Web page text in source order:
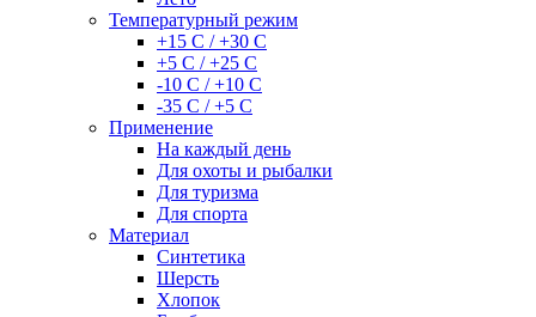
Температурный режим
+15 С / +30 С
+5 С / +25 С
-10 С / +10 С
-35 С / +5 С
Применение
На каждый день
Для охоты и рыбалки
Для туризма
Для спорта
Материал
Синтетика
Шерсть
Хлопок